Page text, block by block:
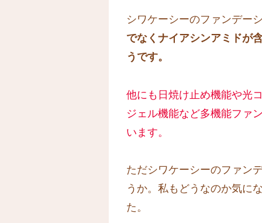
シワケーシーのファンデー
でなくナイアシンアミドが
うです。
他にも日焼け止め機能や光
ジェル機能など多機能ファ
います。
ただシワケーシーのファン
うか。私もどうなのか気に
た。